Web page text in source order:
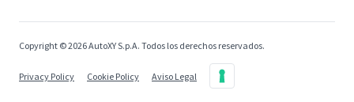
Copyright © 2026 AutoXY S.p.A. Todos los derechos reservados.
Privacy Policy Cookie Policy Aviso Legal